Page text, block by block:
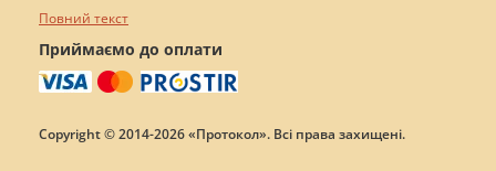
Повний текст
Приймаємо до оплати
Copyright © 2014-2026 «Протокол». Всі права захищені.